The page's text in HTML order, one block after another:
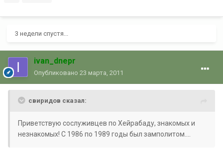
3 недели спустя...
ivan_dnepr
Опубликовано 23 марта, 2011
свиридов сказал:
Приветствую сослуживцев по Хейрабаду, знакомых и
незнакомых! С 1986 по 1989 годы был замполитом....